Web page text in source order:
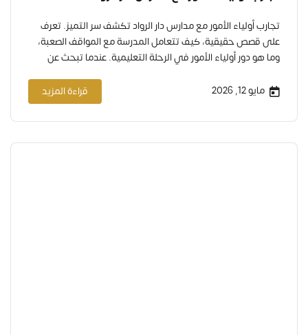
تجارب أولياء الأمور مع مدارس دار الرواد تكشف سر التميز. تعرف
على قصص حقيقية، كيف تتعامل المدرسة مع المواقف الصعبة،
وما هو دور أولياء الأمور في الرحلة التعليمية. عندما تبحث عن
أولياء الأمور السابقين هي ميزانك الحقيقي لمعرفة جودة أي
مايو 12, 2026 قراءة المزيد